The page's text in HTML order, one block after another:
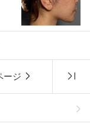
ージ